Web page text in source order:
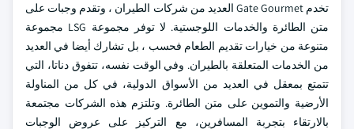
تخدم Gate Gourmet العديد من شركات الطيران ، وتقدم وجبات على
متن الطائرة والخدمات اللوجستية. لا توفر مجموعة LSG مجموعة
متنوعة من خيارات تقديم الطعام فحسب ، بل تشارك أيضا في العديد
من الخدمات المتعلقة بالطيران. وفي الوقت نفسه، تتفوق دناتا، التي
تتمتع بمعقل في العديد من الأسواق الدولية، في كل من المناولة
الأرضية والتموين على متن الطائرة. وتلتزم هذه الشركات مجتمعة
بالارتقاء بتجربة المسافرين، مع التركيز على عروض الوجبات